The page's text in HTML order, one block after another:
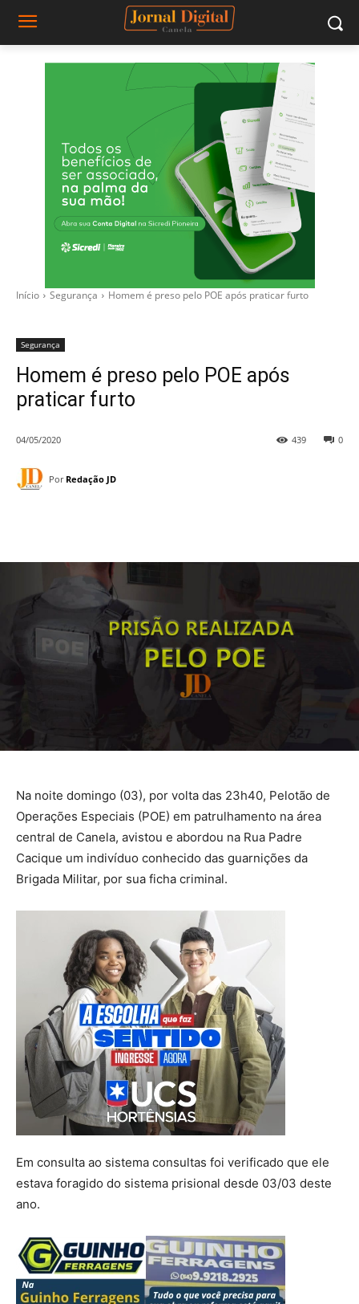
Início Segurança Homem é preso pelo POE após praticar furto
Segurança
Homem é preso pelo POE após
praticar furto
04/05/2020 0
439
Por Redação JD
Na noite domingo (03), por volta das 23h40, Pelotão de
Operações Especiais (POE) em patrulhamento na área
central de Canela, avistou e abordou na Rua Padre
Cacique um indivíduo conhecido das guarnições da
Brigada Militar, por sua ficha criminal.
Em consulta ao sistema consultas foi verificado que ele
estava foragido do sistema prisional desde 03/03 deste
ano.